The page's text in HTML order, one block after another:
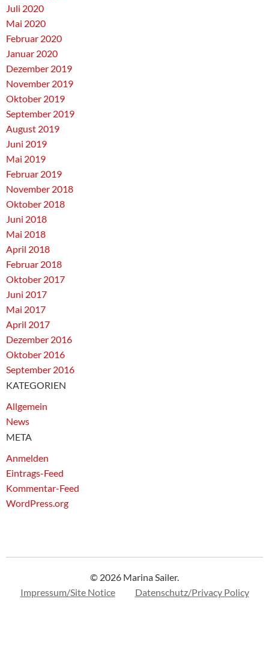
Juli 2020
Mai 2020
Februar 2020
Januar 2020
Dezember 2019
November 2019
Oktober 2019
September 2019
August 2019
Juni 2019
Mai 2019
Februar 2019
November 2018
Oktober 2018
Juni 2018
Mai 2018
April 2018
Februar 2018
Oktober 2017
Juni 2017
Mai 2017
April 2017
Dezember 2016
Oktober 2016
September 2016
KATEGORIEN
Allgemein
News
META
Anmelden
Eintrags-Feed
Kommentar-Feed
WordPress.org
© 2026 Marina Sailer.
Impressum/Site Notice
Datenschutz/Privacy Policy